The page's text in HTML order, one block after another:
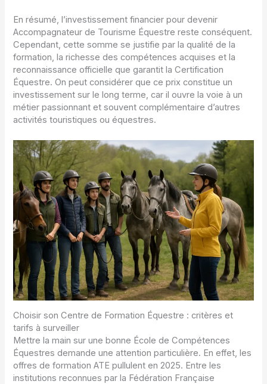
En résumé, l’investissement financier pour devenir
Accompagnateur de Tourisme Équestre reste conséquent.
Cependant, cette somme se justifie par la qualité de la
formation, la richesse des compétences acquises et la
reconnaissance officielle que garantit la Certification
Équestre. On peut considérer que ce prix constitue un
investissement sur le long terme, car il ouvre la voie à un
métier passionnant et souvent complémentaire d’autres
activités touristiques ou équestres.
Choisir son Centre de Formation Équestre : critères et
tarifs à surveiller
Mettre la main sur une bonne École de Compétences
Équestres demande une attention particulière. En effet, les
offres de formation ATE pullulent en 2025. Entre les
institutions reconnues par la Fédération Française